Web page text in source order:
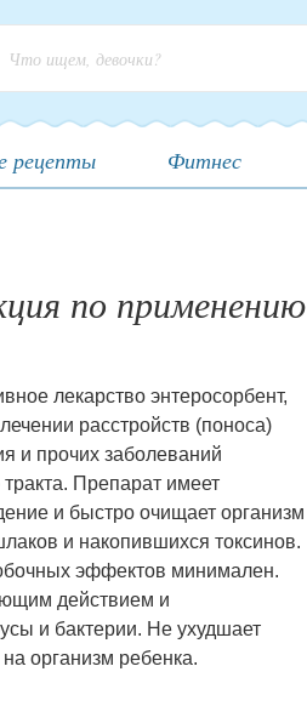
Форма поиска
рецепты Фитнес
по применению
лекарство энтеросорбент,
расстройств (поноса)
и прочих заболеваний
Препарат имеет
и быстро очищает организм
и накопившихся токсинов.
эффектов минимален.
действием и
и бактерии. Не ухудшает
организм ребенка.